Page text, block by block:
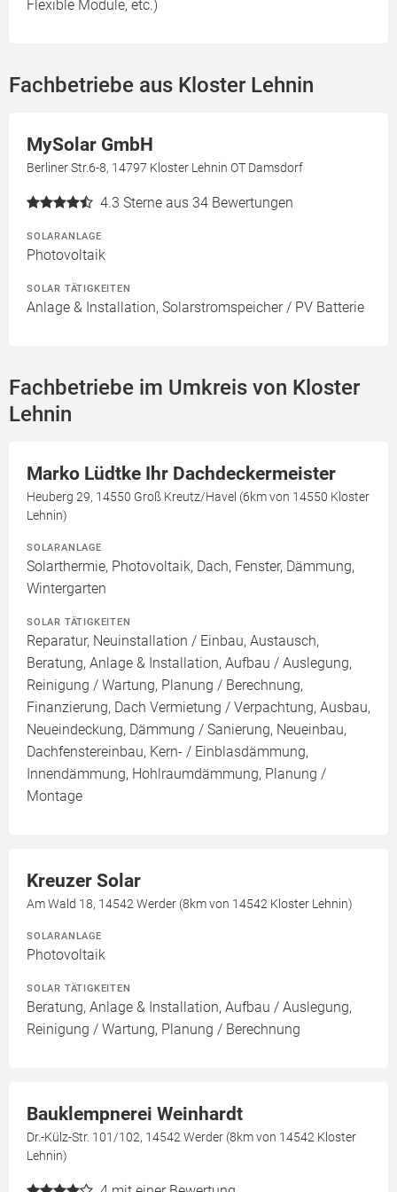
Flexible Module, etc.)
Fachbetriebe aus Kloster Lehnin
MySolar GmbH
Berliner Str.6-8, 14797 Kloster Lehnin OT Damsdorf
4.3 Sterne aus 34 Bewertungen
SOLARANLAGE
Photovoltaik
SOLAR TÄTIGKEITEN
Anlage & Installation, Solarstromspeicher / PV Batterie
Fachbetriebe im Umkreis von Kloster
Lehnin
Marko Lüdtke Ihr Dachdeckermeister
Heuberg 29, 14550 Groß Kreutz/Havel (6km von 14550 Kloster
Lehnin)
SOLARANLAGE
Solarthermie, Photovoltaik, Dach, Fenster, Dämmung,
Wintergarten
SOLAR TÄTIGKEITEN
Reparatur, Neuinstallation / Einbau, Austausch,
Beratung, Anlage & Installation, Aufbau / Auslegung,
Reinigung / Wartung, Planung / Berechnung,
Finanzierung, Dach Vermietung / Verpachtung, Ausbau,
Neueindeckung, Dämmung / Sanierung, Neueinbau,
Dachfenstereinbau, Kern- / Einblasdämmung,
Innendämmung, Hohlraumdämmung, Planung /
Montage
Kreuzer Solar
Am Wald 18, 14542 Werder (8km von 14542 Kloster Lehnin)
SOLARANLAGE
Photovoltaik
SOLAR TÄTIGKEITEN
Beratung, Anlage & Installation, Aufbau / Auslegung,
Reinigung / Wartung, Planung / Berechnung
Bauklempnerei Weinhardt
Dr.-Külz-Str. 101/102, 14542 Werder (8km von 14542 Kloster
Lehnin)